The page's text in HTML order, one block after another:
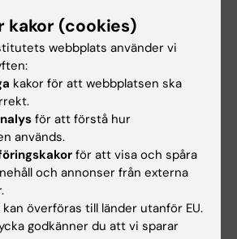
Gustav Stålhammar
forskargrupp för att komma
inte hör till någon grupp kontakta
kakor (cookies)
webbplats använder vi
kakor för att webbplatsen ska
för att förstå hur
används.
för att visa och spåra
och annonser från externa
överföras till länder utanför EU.
godkänner du att vi sparar